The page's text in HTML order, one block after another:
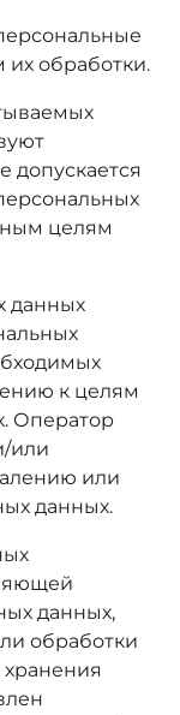
обработки.
допускается
целям
данных
к целям
Оператор
или
или
данных.
данных,
обработки